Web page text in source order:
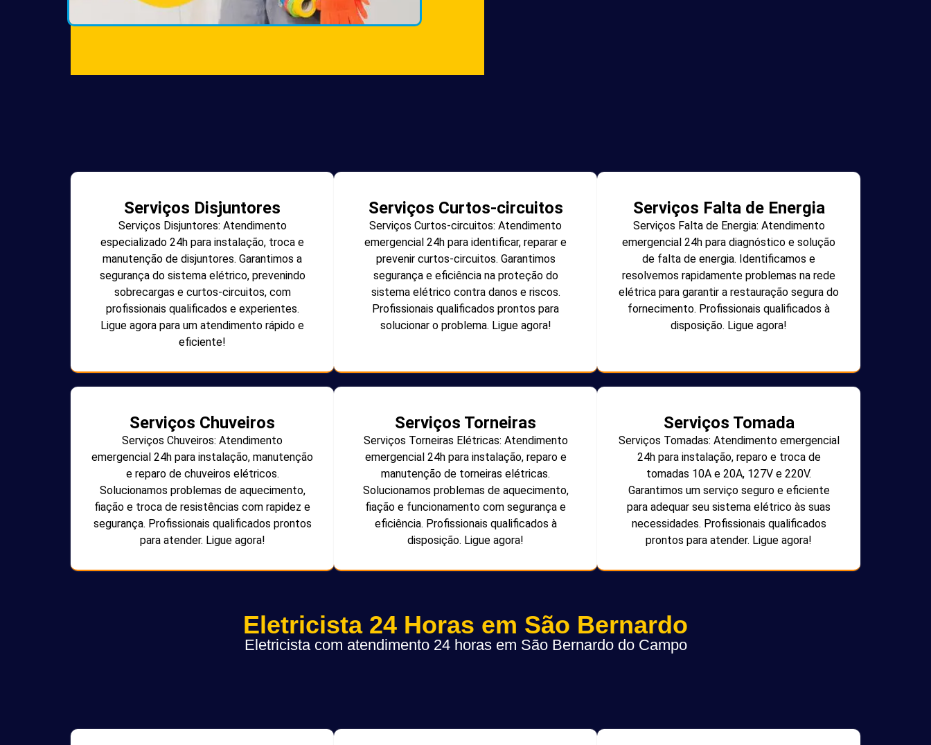
Serviços Disjuntores
Serviços Disjuntores: Atendimento
especializado 24h para instalação, troca e
manutenção de disjuntores. Garantimos a
segurança do sistema elétrico, prevenindo
sobrecargas e curtos-circuitos, com
profissionais qualificados e experientes.
Ligue agora para um atendimento rápido e
eficiente!
Serviços Curtos-circuitos
Serviços Curtos-circuitos: Atendimento
emergencial 24h para identificar, reparar e
prevenir curtos-circuitos. Garantimos
segurança e eficiência na proteção do
sistema elétrico contra danos e riscos.
Profissionais qualificados prontos para
solucionar o problema. Ligue agora!
Serviços Falta de Energia
Serviços Falta de Energia: Atendimento
emergencial 24h para diagnóstico e solução
de falta de energia. Identificamos e
resolvemos rapidamente problemas na rede
elétrica para garantir a restauração segura do
fornecimento. Profissionais qualificados à
disposição. Ligue agora!
Serviços Chuveiros
Serviços Chuveiros: Atendimento
emergencial 24h para instalação, manutenção
e reparo de chuveiros elétricos.
Solucionamos problemas de aquecimento,
fiação e troca de resistências com rapidez e
segurança. Profissionais qualificados prontos
para atender. Ligue agora!
Serviços Torneiras
Serviços Torneiras Elétricas: Atendimento
emergencial 24h para instalação, reparo e
manutenção de torneiras elétricas.
Solucionamos problemas de aquecimento,
fiação e funcionamento com segurança e
eficiência. Profissionais qualificados à
disposição. Ligue agora!
Serviços Tomada
Serviços Tomadas: Atendimento emergencial
24h para instalação, reparo e troca de
tomadas 10A e 20A, 127V e 220V.
Garantimos um serviço seguro e eficiente
para adequar seu sistema elétrico às suas
necessidades. Profissionais qualificados
prontos para atender. Ligue agora!
Eletricista 24 Horas em São Bernardo
Eletricista com atendimento 24 horas em São Bernardo do Campo